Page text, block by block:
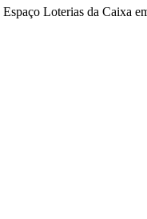
Loterias da Caixa